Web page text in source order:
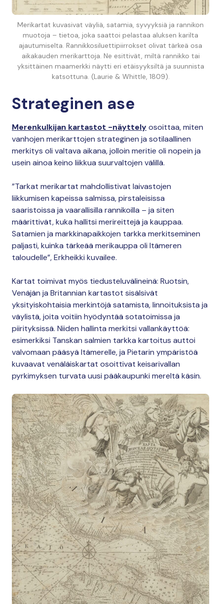
Merikartat kuvasivat väyliä, satamia, syvyyksiä ja rannikon
muotoja – tietoa, joka saattoi pelastaa aluksen karilta
ajautumiselta. Rannikkosiluettipiirrokset olivat tärkeä osa
aikakauden merikarttoja. Ne esittivät, miltä rannikko tai
yksittäinen maamerkki näytti eri etäisyyksiltä ja suunnista
katsottuna. (Laurie & Whittle, 1809).
Strateginen ase
Merenkulkijan kartastot -näyttelyosoittaa, miten
vanhojen merikarttojen strateginen ja sotilaallinen
merkitys oli valtava aikana, jolloin meritie oli nopein ja
usein ainoa keino liikkua suurvaltojen välillä.
”Tarkat merikartat mahdollistivat laivastojen
liikkumisen kapeissa salmissa, pirstaleisissa
saaristoissa ja vaarallisilla rannikoilla – ja siten
määrittivät, kuka hallitsi merireittejä ja kauppaa.
Satamien ja markkinapaikkojen tarkka merkitseminen
paljasti, kuinka tärkeää merikauppa oli Itämeren
taloudelle”, Erkheikki kuvailee.
Kartat toimivat myös tiedusteluvälineinä: Ruotsin,
Venäjän ja Britannian kartastot sisälsivät
yksityiskohtaisia merkintöjä satamista, linnoituksista ja
väylistä, joita voitiin hyödyntää sotatoimissa ja
piirityksissä. Niiden hallinta merkitsi vallankäyttöä:
esimerkiksi Tanskan salmien tarkka kartoitus auttoi
valvomaan pääsyä Itämerelle, ja Pietarin ympäristöä
kuvaavat venäläiskartat osoittivat keisarivallan
pyrkimyksen turvata uusi pääkaupunki mereltä käsin.